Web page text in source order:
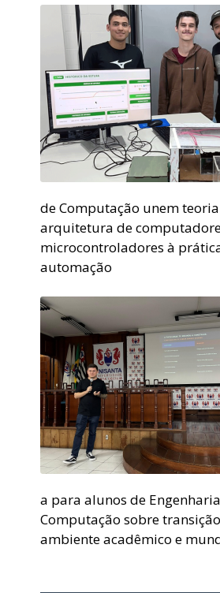
de Computação unem
arquitetura de
microcontroladores à
automação
a para alunos de
Computação sobre
ambiente acadêmico e